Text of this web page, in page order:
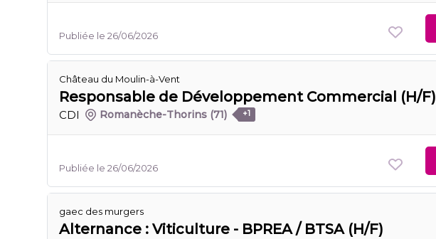
Publiée le 26/06/2026
Château du Moulin-à-Vent
Responsable de Développement Commercial (H/F)
CDI Romanèche-Thorins (71) +1
Publiée le 26/06/2026
gaec des murgers
Alternance : Viticulture - BPREA / BTSA (H/F)